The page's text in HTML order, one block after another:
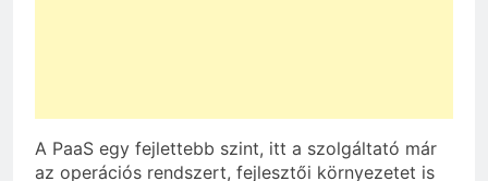
A PaaS egy fejlettebb szint, itt a szolgáltató már
az operációs rendszert, fejlesztői környezetet is